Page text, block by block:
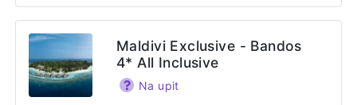
Maldivi Exclusive - Bandos
4* All Inclusive
Na upit